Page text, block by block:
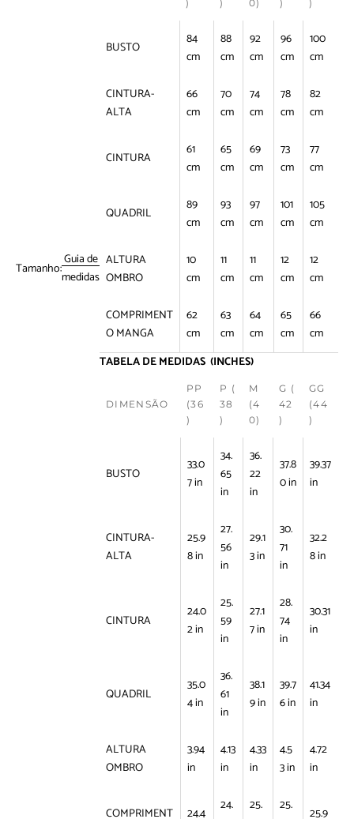
Tamanho:Guia de
medidas
) ) 0) ) )
BUSTO
84
cm
88
cm
92
cm
96
cm
100
cm
CINTURA-
ALTA
66
cm
70
cm
74
cm
78
cm
82
cm
CINTURA
61
cm
65
cm
69
cm
73
cm
77
cm
QUADRIL
89
cm
93
cm
97
cm
101
cm
105
cm
ALTURA
OMBRO
10
cm
11
cm
11
cm
12
cm
12
cm
COMPRIMENT
O MANGA
62
cm
63
cm
64
cm
65
cm
66
cm
TABELA DE MEDIDAS (INCHES)
DIMENSÃO
PP
(36
)
P (
38
)
M
(4
0)
G (
42
)
GG
(44
)
BUSTO
33.0
7 in
34.
65
in
36.
22
in
37.8
0 in
39.37
in
CINTURA-
ALTA
25.9
8 in
27.
56
in
29.1
3 in
30.
71
in
32.2
8 in
CINTURA
24.0
2 in
25.
59
in
27.1
7 in
28.
74
in
30.31
in
QUADRIL
35.0
4 in
36.
61
in
38.1
9 in
39.7
6 in
41.34
in
ALTURA
OMBRO
3.94
in
4.13
in
4.33
in
4.5
3 in
4.72
in
COMPRIMENT
24.4
24.
25.
25.
25.9